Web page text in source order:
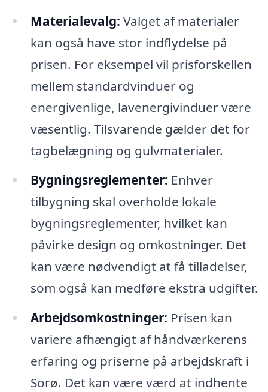
Materialevalg: Valget af materialer
kan også have stor indflydelse på
prisen. For eksempel vil prisforskellen
mellem standardvinduer og
energivenlige, lavenergivinduer være
væsentlig. Tilsvarende gælder det for
tagbelægning og gulvmaterialer.
Bygningsreglementer: Enhver
tilbygning skal overholde lokale
bygningsreglementer, hvilket kan
påvirke design og omkostninger. Det
kan være nødvendigt at få tilladelser,
som også kan medføre ekstra udgifter.
Arbejdsomkostninger: Prisen kan
variere afhængigt af håndværkerens
erfaring og priserne på arbejdskraft i
Sorø. Det kan være værd at indhente